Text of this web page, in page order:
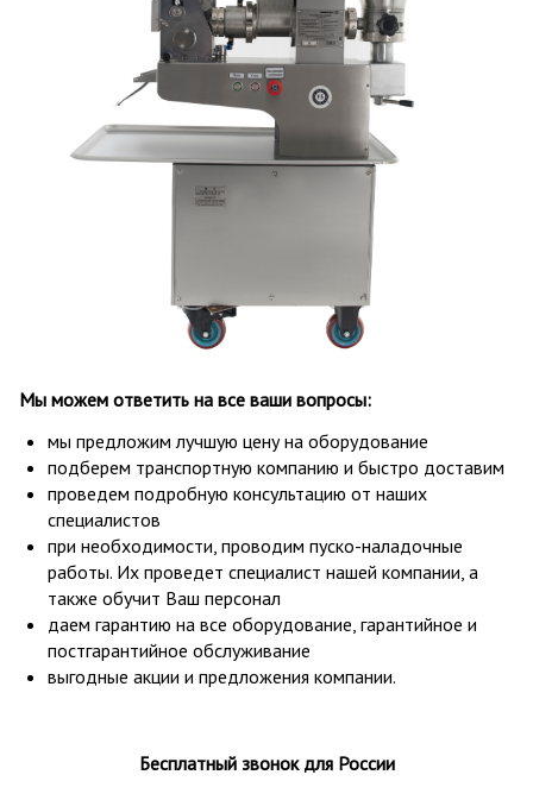
Мы можем ответить на все ваши вопросы:
мы предложим лучшую цену на оборудование
подберем транспортную компанию и быстро доставим
проведем подробную консультацию от наших
специалистов
при необходимости, проводим пуско-наладочные
работы. Их проведет специалист нашей компании, а
также обучит Ваш персонал
даем гарантию на все оборудование, гарантийное и
постгарантийное обслуживание
выгодные акции и предложения компании.
Бесплатный звонок для России